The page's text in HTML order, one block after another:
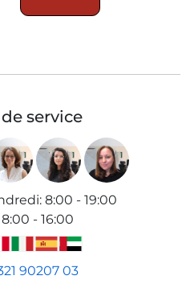
service
: 8:00 - 19:00
8:00 - 16:00
90207 03